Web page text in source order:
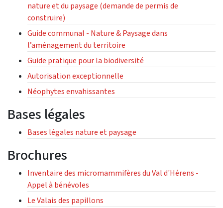
nature et du paysage (demande de permis de
construire)
Guide communal - Nature & Paysage dans
l’aménagement du territoire
Guide pratique pour la biodiversité
Autorisation exceptionnelle
Néophytes envahissantes
Bases légales
Bases légales nature et paysage
Brochures
Inventaire des micromammifères du Val d'Hérens -
Appel à bénévoles
Le Valais des papillons